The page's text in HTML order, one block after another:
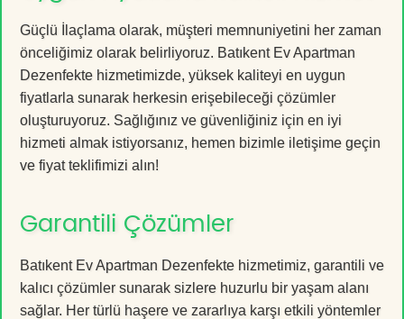
Güçlü İlaçlama olarak, müşteri memnuniyetini her zaman
önceliğimiz olarak belirliyoruz. Batıkent Ev Apartman
Dezenfekte hizmetimizde, yüksek kaliteyi en uygun
fiyatlarla sunarak herkesin erişebileceği çözümler
oluşturuyoruz. Sağlığınız ve güvenliğiniz için en iyi
hizmeti almak istiyorsanız, hemen bizimle iletişime geçin
ve fiyat teklifimizi alın!
Garantili Çözümler
Batıkent Ev Apartman Dezenfekte hizmetimiz, garantili ve
kalıcı çözümler sunarak sizlere huzurlu bir yaşam alanı
sağlar. Her türlü haşere ve zararlıya karşı etkili yöntemler